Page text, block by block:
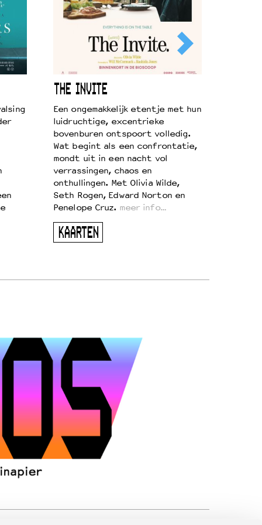
THE INVITE
Een ongemakkelijk etentje met hun
luidruchtige, excentrieke
bovenburen ontspoort volledig.
Wat begint als een confrontatie,
mondt uit in een nacht vol
verrassingen, chaos en
onthullingen. Met Olivia Wilde,
Seth Rogen, Edward Norton en
Penelope Cruz. meer info…
KAARTEN